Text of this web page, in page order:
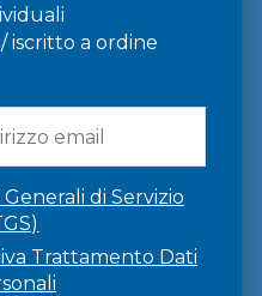
iscritto a ordine
di Servizio
Trattamento Dati